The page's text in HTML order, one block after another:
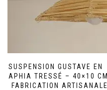
SUSPENSION GUSTAVE EN
RAPHIA TRESSÉ – 40×10 CM
– FABRICATION ARTISANALE